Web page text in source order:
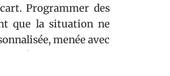
Programmer des
que la situation ne
menée avec